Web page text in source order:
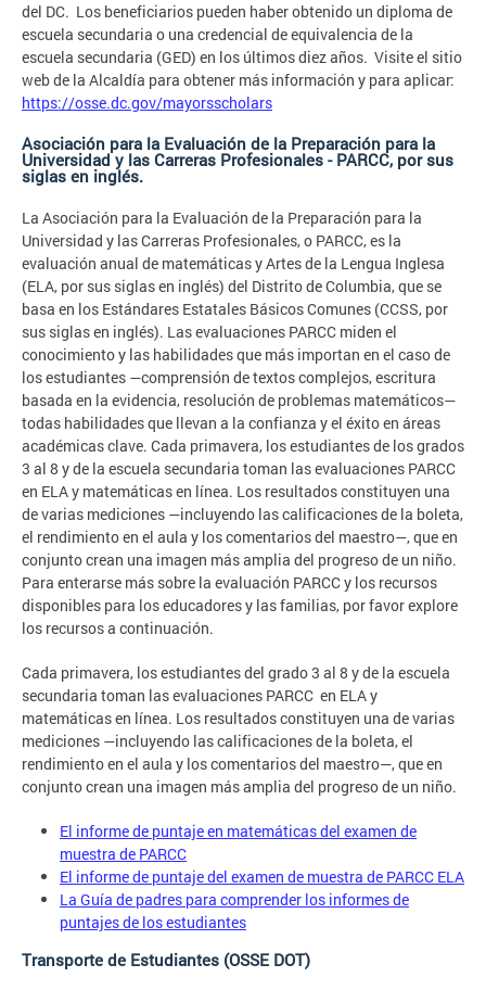
del DC. Los beneficiarios pueden haber obtenido un diploma de
escuela secundaria o una credencial de equivalencia de la
escuela secundaria (GED) en los últimos diez años. Visite el sitio
web de la Alcaldía para obtener más información y para aplicar:
https://osse.dc.gov/mayorsscholars
Asociación para la Evaluación de la Preparación para la
Universidad y las Carreras Profesionales - PARCC, por sus
siglas en inglés.
La Asociación para la Evaluación de la Preparación para la
Universidad y las Carreras Profesionales, o PARCC, es la
evaluación anual de matemáticas y Artes de la Lengua Inglesa
(ELA, por sus siglas en inglés) del Distrito de Columbia, que se
basa en los Estándares Estatales Básicos Comunes (CCSS, por
sus siglas en inglés). Las evaluaciones PARCC miden el
conocimiento y las habilidades que más importan en el caso de
los estudiantes —comprensión de textos complejos, escritura
basada en la evidencia, resolución de problemas matemáticos—
todas habilidades que llevan a la confianza y el éxito en áreas
académicas clave. Cada primavera, los estudiantes de los grados
3 al 8 y de la escuela secundaria toman las evaluaciones PARCC
en ELA y matemáticas en línea. Los resultados constituyen una
de varias mediciones —incluyendo las calificaciones de la boleta,
el rendimiento en el aula y los comentarios del maestro—, que en
conjunto crean una imagen más amplia del progreso de un niño.
Para enterarse más sobre la evaluación PARCC y los recursos
disponibles para los educadores y las familias, por favor explore
los recursos a continuación.
Cada primavera, los estudiantes del grado 3 al 8 y de la escuela
secundaria toman las evaluaciones PARCC en ELA y
matemáticas en línea. Los resultados constituyen una de varias
mediciones —incluyendo las calificaciones de la boleta, el
rendimiento en el aula y los comentarios del maestro—, que en
conjunto crean una imagen más amplia del progreso de un niño.
El informe de puntaje en matemáticas del examen de
muestra de PARCC
El informe de puntaje del examen de muestra de PARCC ELA
La Guía de padres para comprender los informes de
puntajes de los estudiantes
Transporte de Estudiantes (OSSE DOT)